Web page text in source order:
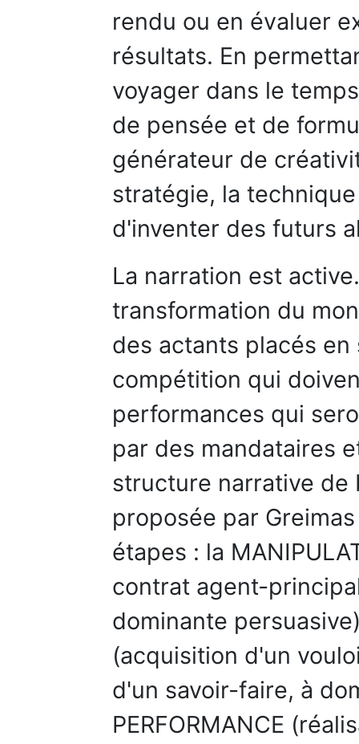
rendu ou en évaluer
résultats. En
voyager dans le
de pensée et de
générateur de
stratégie, la
d'inventer des futurs
La narration est
transformation du
des actants placés
compétition qui
performances qui
par des mandataires
structure narrative de
proposée par
étapes : la
contrat agent-
dominante
(acquisition d'un
d'un savoir-faire, à
PERFORMANCE